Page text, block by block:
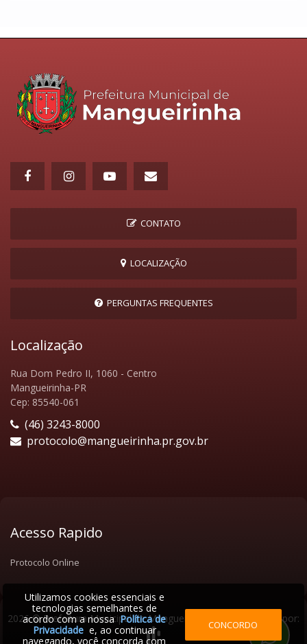
CONTATO
LOCALIZAÇÃO
PERGUNTAS FREQUENTES
Localização
Rua Dom Pedro II, 1060 - Centro
Mangueirinha-PR
Cep: 85540-061
(46) 3243-8000
protocolo@mangueirinha.pr.gov.br
Acesso Rapido
Protocolo Online
2026 © Prefeitura Municipal de Mangueirinha | Desenvolvido por:
Utilizamos cookies essenciais e
tecnologias semelhantes de
acordo com a nossaPolítica de
Privacidadee, ao continuar
navegando, você concorda com
CONCORDO